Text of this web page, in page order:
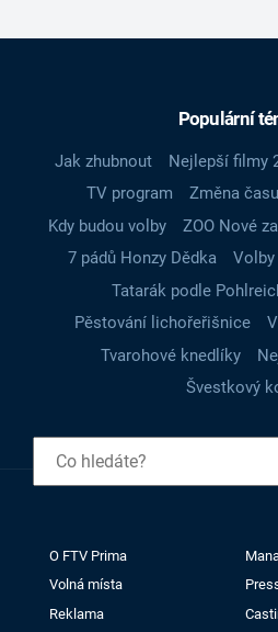
Populární
Jak zhubnout Nejlepší filmy
TV program
Změna času
Kdy budou volby
ZOO Nové
7 pádů Honzy Dědka
Volby
Tatarák podle
Pěstování lichořeřišnice
Tvarohové knedlíky
Švestkový
O FTV Prima
Volná místa
Reklama